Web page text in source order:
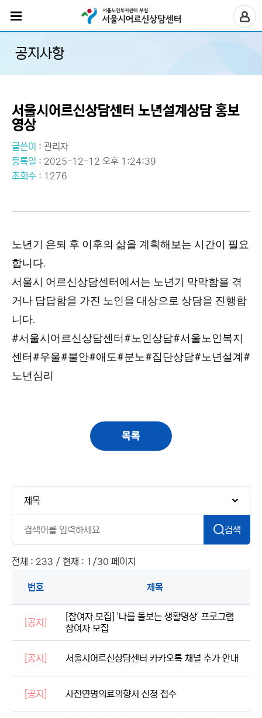
공지사항
서울시어르신상담센터 노년설계상담 홍보
영상
글쓴이 : 관리자
등록일 : 2025-12-12 오후 1:24:39
조회수 : 1276
노년기 은퇴 후 이후의 삶을 계획해보는 시간이 필요
합니다.
서울시 어르신상담센터에서는 노년기 막막함을 겪
거나 답답함을 가진 노인을 대상으로 상담을 진행합
니다.
#서울시어르신상담센터#노인상담#서울노인복지
센터#우울#불안#애도#분노#집단상담#노년설계#
노년심리
목록
검색
전체 : 233 / 현재 : 1/30 페이지
번호 제목
[공지]
[참여자 모집] '나를 돌보는 생활명상' 프로그램
참여자 모집
[공지] 서울시어르신상담센터 카카오톡 채널 추가 안내
[공지] 사전연명의료의향서 신청 접수